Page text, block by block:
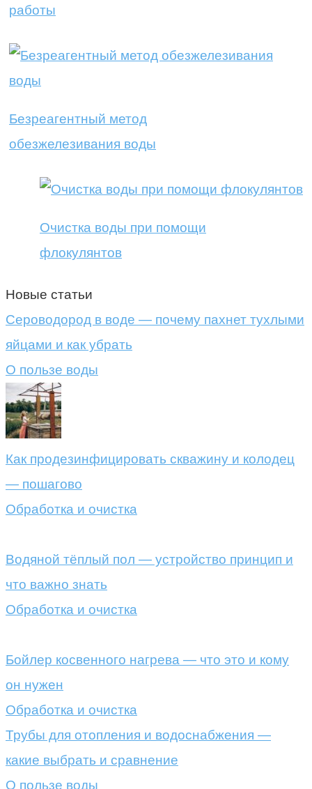
работы
Безреагентный метод
обезжелезивания воды
Очистка воды при помощи
флокулянтов
Новые статьи
Сероводород в воде — почему пахнет тухлыми
яйцами и как убрать
О пользе воды
Как продезинфицировать скважину и колодец
— пошагово
Обработка и очистка
Водяной тёплый пол — устройство принцип и
что важно знать
Обработка и очистка
Бойлер косвенного нагрева — что это и кому
он нужен
Обработка и очистка
Трубы для отопления и водоснабжения —
какие выбрать и сравнение
О пользе воды